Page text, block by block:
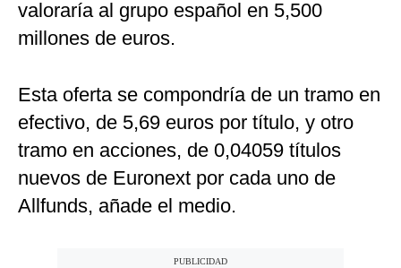
valoraría al grupo español en 5,500
millones de euros.
Esta oferta se compondría de un tramo en
efectivo, de 5,69 euros por título, y otro
tramo en acciones, de 0,04059 títulos
nuevos de Euronext por cada uno de
Allfunds, añade el medio.